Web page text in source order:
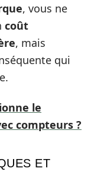
, vous ne
coût
, mais
qui
le
compteurs ?
ET